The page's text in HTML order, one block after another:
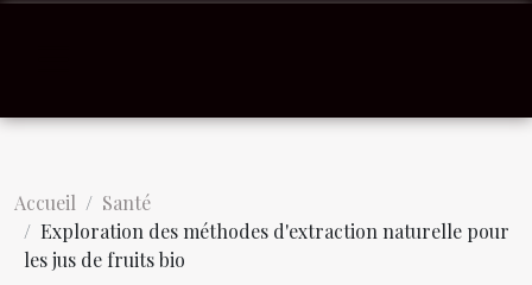
Accueil
Santé
Exploration des méthodes d'extraction naturelle pour
les jus de fruits bio